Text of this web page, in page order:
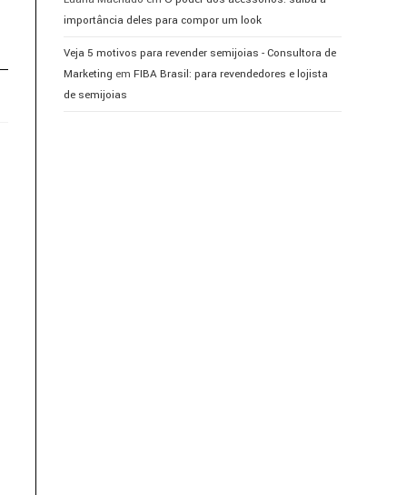
importância deles para compor um look
Veja 5 motivos para revender semijoias - Consultora de
Marketing em FIBA Brasil: para revendedores e lojista
de semijoias